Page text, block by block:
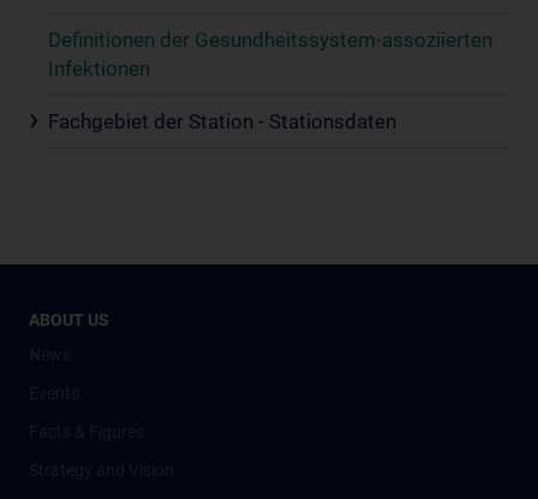
Definitionen der Gesundheitssystem-assoziierten
Infektionen
Fachgebiet der Station - Stationsdaten
ABOUT US